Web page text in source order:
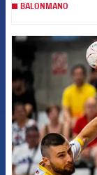
BALONMANO